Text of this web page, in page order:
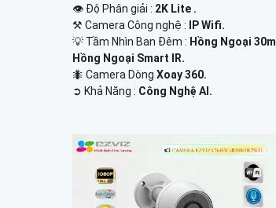
👁 Độ Phân giải : 2K Lite .
⚒ Camera Công nghệ :
IP Wifi.
💡 Tầm Nhìn Ban Đêm : Hồng Ngoại 30m
Hồng Ngoại Smart IR.
🐜 Camera Dòng Xoay 360.
️➲ Khả Năng : Công Nghệ AI.